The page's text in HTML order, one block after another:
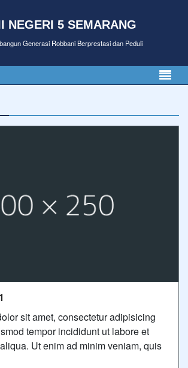
NEGERI 5 SEMARANG
Generasi Robbani Berprestasi dan Peduli
sit amet, consectetur adipisicing
tempor incididunt ut labore et
Ut enim ad minim veniam, quis